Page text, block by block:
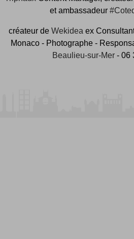
et ambassadeur
créateur de Wekidea ex
Monaco - Photographe -
Beaulieu-sur-Mer - 06